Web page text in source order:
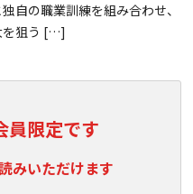
自の職業訓練を組み合わせ、
を狙う […]
員限定です
みいただけます